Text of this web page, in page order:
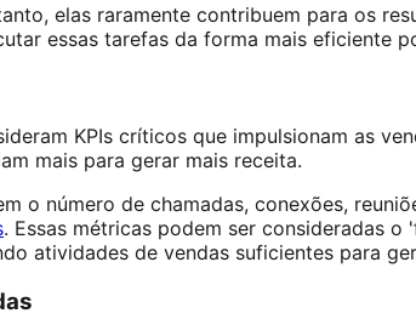
elas raramente contribuem para os
essas tarefas da forma mais eficiente
KPIs críticos que impulsionam as
mais para gerar mais receita.
o número de chamadas, conexões,
. Essas métricas podem ser consideradas o
atividades de vendas suficientes para